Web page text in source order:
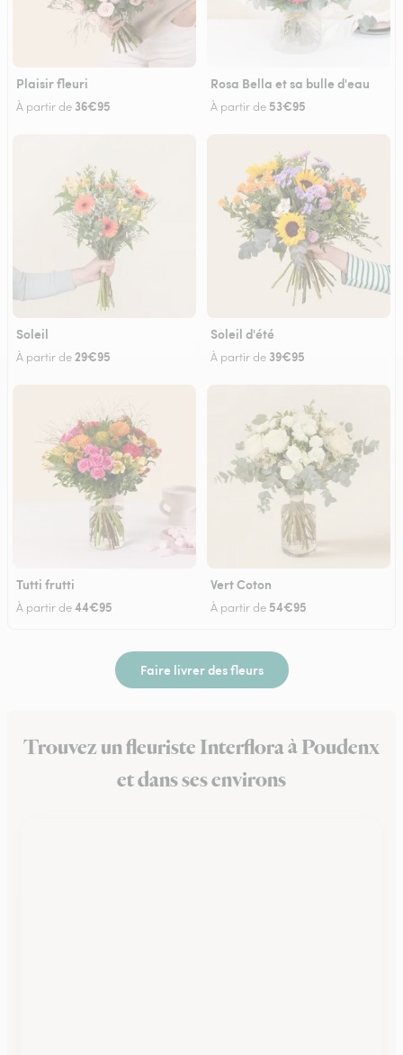
Plaisir fleuri
À partir de 36€95
Rosa Bella et sa bulle d'eau
À partir de 53€95
Soleil
À partir de29€95
Soleil d'été
À partir de 39€95
Tutti frutti
À partir de44€95
Vert Coton
À partir de 54€95
Faire livrer des fleurs
Trouvez un fleuriste Interflora à Poudenx
et dans ses environs